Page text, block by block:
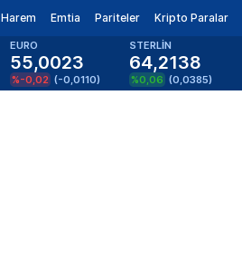
Harem Emtia Pariteler Kripto Paralar
EURO
55,0023
%-0,02 (-0,0110)
STERLİN
64,2138
%0,06 (0,0385)